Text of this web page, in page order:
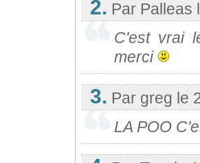
2. Par Palleas
C'est vrai
merci
3. Par greg le
LA POO